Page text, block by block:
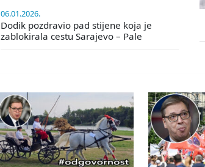
06.01.2026.
Dodik pozdravio pad stijene koja je
zablokirala cestu Sarajevo – Pale